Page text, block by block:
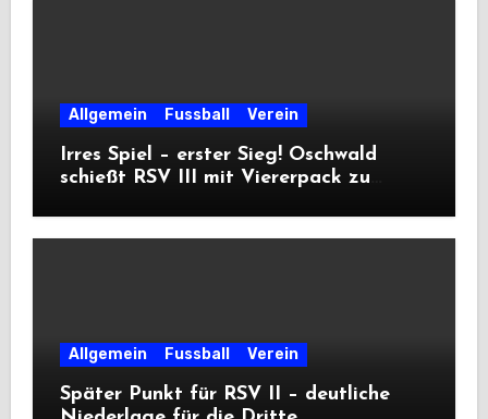
Allgemein Fussball Verein
Irres Spiel – erster Sieg! Oschwald
schießt RSV III mit Viererpack zu
Allgemein Fussball Verein
Später Punkt für RSV II – deutliche